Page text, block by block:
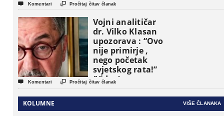
 Komentari  Pročitaj čitav članak
Vojni analitičar
dr. Vilko Klasan
upozorava : “Ovo
nije primirje ,
nego početak
svjetskog rata!”
(Video)
 Komentari  Pročitaj čitav članak
KOLUMNE VIŠE ČLANAKA